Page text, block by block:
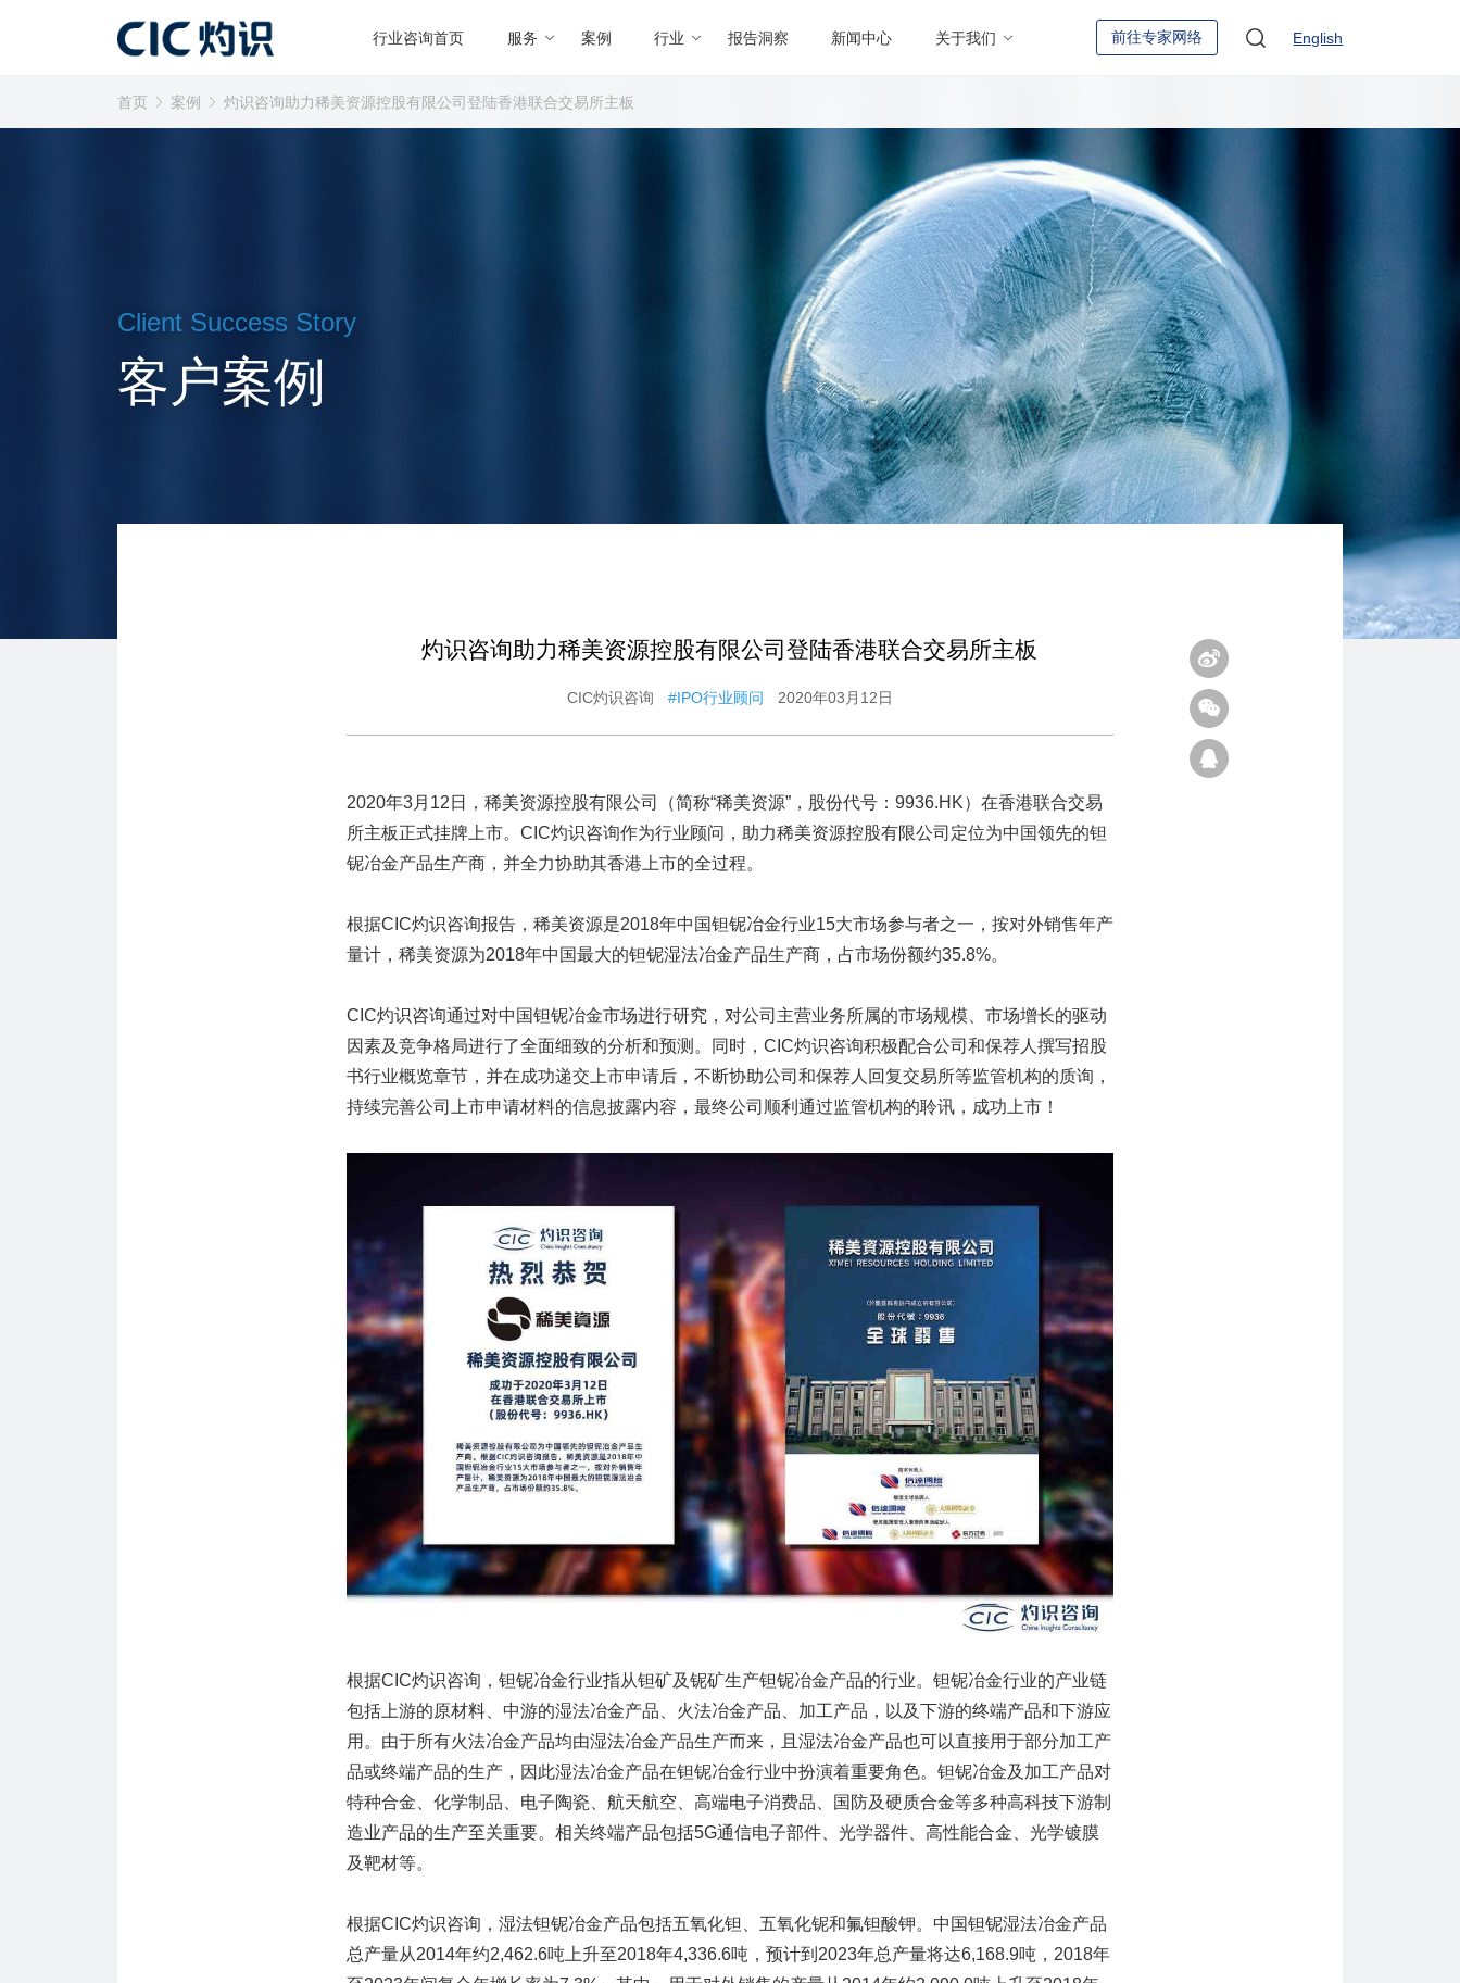
行业咨询首页 服务 案例 行业 报告洞察 新闻中心 关于我们 前往专家网络 English
Client Success Story
客户案例
首页 案例 灼识咨询助力稀美资源控股有限公司登陆香港联合交易所主板
灼识咨询助力稀美资源控股有限公司登陆香港联合交易所主板
CIC灼识咨询 #IPO行业顾问 2020年03月12日
2020年3月12日，稀美资源控股有限公司（简称“稀美资源”，股份代号：9936.HK）在香港联合交易
所主板正式挂牌上市。CIC灼识咨询作为行业顾问，助力稀美资源控股有限公司定位为中国领先的钽
铌冶金产品生产商，并全力协助其香港上市的全过程。
根据CIC灼识咨询报告，稀美资源是2018年中国钽铌冶金行业15大市场参与者之一，按对外销售年产
量计，稀美资源为2018年中国最大的钽铌湿法冶金产品生产商，占市场份额约35.8%。
CIC灼识咨询通过对中国钽铌冶金市场进行研究，对公司主营业务所属的市场规模、市场增长的驱动
因素及竞争格局进行了全面细致的分析和预测。同时，CIC灼识咨询积极配合公司和保荐人撰写招股
书行业概览章节，并在成功递交上市申请后，不断协助公司和保荐人回复交易所等监管机构的质询，
持续完善公司上市申请材料的信息披露内容，最终公司顺利通过监管机构的聆讯，成功上市！
根据CIC灼识咨询，钽铌冶金行业指从钽矿及铌矿生产钽铌冶金产品的行业。钽铌冶金行业的产业链
包括上游的原材料、中游的湿法冶金产品、火法冶金产品、加工产品，以及下游的终端产品和下游应
用。由于所有火法冶金产品均由湿法冶金产品生产而来，且湿法冶金产品也可以直接用于部分加工产
品或终端产品的生产，因此湿法冶金产品在钽铌冶金行业中扮演着重要角色。钽铌冶金及加工产品对
特种合金、化学制品、电子陶瓷、航天航空、高端电子消费品、国防及硬质合金等多种高科技下游制
造业产品的生产至关重要。相关终端产品包括5G通信电子部件、光学器件、高性能合金、光学镀膜
及靶材等。
根据CIC灼识咨询，湿法钽铌冶金产品包括五氧化钽、五氧化铌和氟钽酸钾。中国钽铌湿法冶金产品
总产量从2014年约2,462.6吨上升至2018年4,336.6吨，预计到2023年总产量将达6,168.9吨，2018年